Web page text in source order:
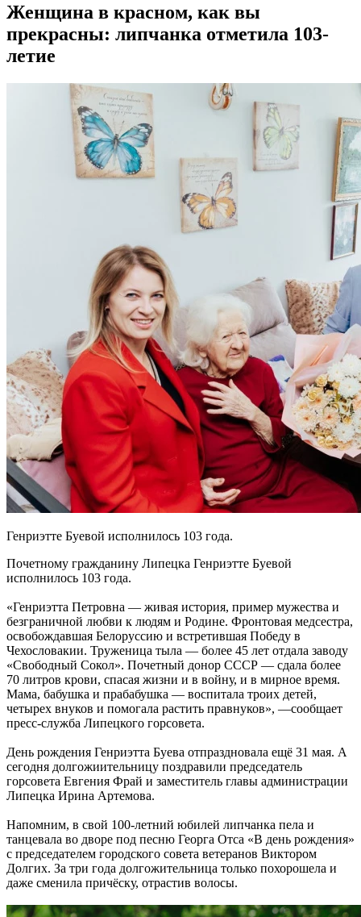
Женщина в красном, как вы
прекрасны: липчанка отметила 103-
летие
Генриэтте Буевой исполнилось 103 года.
Почетному гражданину Липецка Генриэтте Буевой
исполнилось 103 года.
«Генриэтта Петровна — живая история, пример мужества и
безграничной любви к людям и Родине. Фронтовая медсестра,
освобождавшая Белоруссию и встретившая Победу в
Чехословакии. Труженица тыла — более 45 лет отдала заводу
«Свободный Сокол». Почетный донор СССР — сдала более
70 литров крови, спасая жизни и в войну, и в мирное время.
Мама, бабушка и прабабушка — воспитала троих детей,
четырех внуков и помогала растить правнуков», —сообщает
пресс-служба Липецкого горсовета.
День рождения Генриэтта Буева отпраздновала ещё 31 мая. А
сегодня долгожиительницу поздравили председатель
горсовета Евгения Фрай и заместитель главы администрации
Липецка Ирина Артемова.
Напомним, в свой 100-летний юбилей липчанка пела и
танцевала во дворе под песню Георга Отса «В день рождения»
с председателем городского совета ветеранов Виктором
Долгих. За три года долгожительница только похорошела и
даже сменила причёску, отрастив волосы.